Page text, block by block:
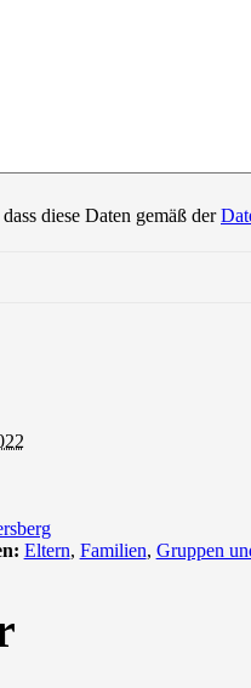
diese Daten gemäß der
Eltern, Familien, Gruppen